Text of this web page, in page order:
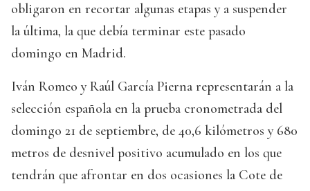
obligaron en recortar algunas etapas y a suspender
la última, la que debía terminar este pasado
domingo en Madrid.
Iván Romeo y Raúl García Pierna representarán a la
selección española en la prueba cronometrada del
domingo 21 de septiembre, de 40,6 kilómetros y 680
metros de desnivel positivo acumulado en los que
tendrán que afrontar en dos ocasiones la Cote de